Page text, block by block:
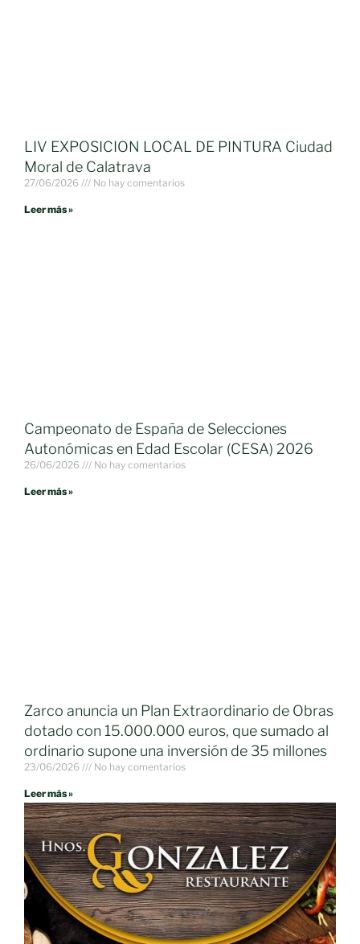
LIV EXPOSICION LOCAL DE PINTURA Ciudad
Moral de Calatrava
27/06/2026 No hay comentarios
Leer más »
Campeonato de España de Selecciones
Autonómicas en Edad Escolar (CESA) 2026
26/06/2026 No hay comentarios
Leer más »
Zarco anuncia un Plan Extraordinario de Obras
dotado con 15.000.000 euros, que sumado al
ordinario supone una inversión de 35 millones
23/06/2026 No hay comentarios
Leer más »